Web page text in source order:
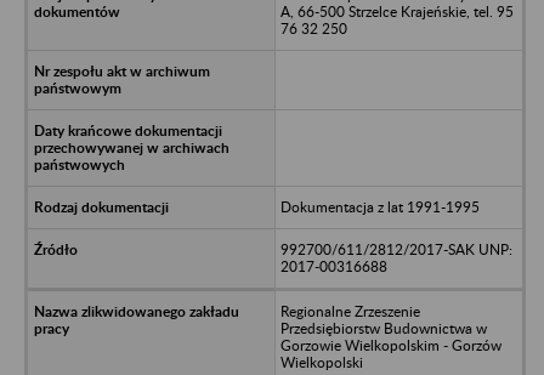
A, 66-500 Strzelce Krajeńskie, tel. 95
76 32 250
Dokumentacja z lat 1991-1995
992700/611/2812/2017-SAK UNP:
2017-00316688
Regionalne Zrzeszenie
Przedsiębiorstw Budownictwa w
Gorzowie Wielkopolskim - Gorzów
Wielkopolski